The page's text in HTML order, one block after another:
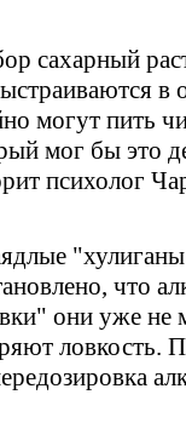
сахарный
в
могут пить
мог бы это
психолог
что
они уже не
ловкость.